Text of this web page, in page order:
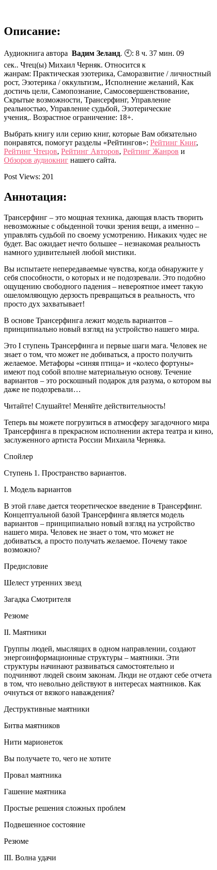
Описание:
Аудиокнига автора Вадим Зеланд. 🕙: 8 ч. 37 мин. 09
сек.. Чтец(ы) Михаил Черняк. Относится к
жанрам: Практическая эзотерика, Саморазвитие / личностный
рост, Эзотерика / оккультизм,, Исполнение желаний, Как
достичь цели, Самопознание, Самосовершенствование,
Скрытые возможности, Трансерфинг, Управление
реальностью, Управление судьбой, Эзотерические
учения,. Возрастное ограничение: 18+.
Выбрать книгу или серию книг, которые Вам обязательно
понравятся, помогут разделы «Рейтингов»: Рейтинг Книг,
Рейтинг Чтецов, Рейтинг Авторов, Рейтинг Жанров и
Обзоров аудиокниг нашего сайта.
Post Views: 201
Аннотация:
Трансерфинг – это мощная техника, дающая власть творить
невозможные с обыденной точки зрения вещи, а именно –
управлять судьбой по своему усмотрению. Никаких чудес не
будет. Вас ожидает нечто большее – незнакомая реальность
намного удивительней любой мистики.
Вы испытаете непередаваемые чувства, когда обнаружите у
себя способности, о которых и не подозревали. Это подобно
ощущению свободного падения – невероятное имеет такую
ошеломляющую дерзость превращаться в реальность, что
просто дух захватывает!
В основе Трансерфинга лежит модель вариантов –
принципиально новый взгляд на устройство нашего мира.
Это I ступень Трансерфинга и первые шаги мага. Человек не
знает о том, что может не добиваться, а просто получить
желаемое. Метафоры «синяя птица» и «колесо фортуны»
имеют под собой вполне материальную основу. Течение
вариантов – это роскошный подарок для разума, о котором вы
даже не подозревали…
Читайте! Слушайте! Меняйте действительность!
Теперь вы можете погрузиться в атмосферу загадочного мира
Трансерфинга в прекрасном исполнении актера театра и кино,
заслуженного артиста России Михаила Черняка.
Спойлер
Ступень 1. Пространство вариантов.
I. Модель вариантов
В этой главе дается теоретическое введение в Трансерфинг.
Концептуальной базой Трансерфинга является модель
вариантов – принципиально новый взгляд на устройство
нашего мира. Человек не знает о том, что может не
добиваться, а просто получать желаемое. Почему такое
возможно?
Предисловие
Шелест утренних звезд
Загадка Смотрителя
Резюме
II. Маятники
Группы людей, мыслящих в одном направлении, создают
энергоинформационные структуры – маятники. Эти
структуры начинают развиваться самостоятельно и
подчиняют людей своим законам. Люди не отдают себе отчета
в том, что невольно действуют в интересах маятников. Как
очнуться от вязкого наваждения?
Деструктивные маятники
Битва маятников
Нити марионеток
Вы получаете то, чего не хотите
Провал маятника
Гашение маятника
Простые решения сложных проблем
Подвешенное состояние
Резюме
III. Волна удачи